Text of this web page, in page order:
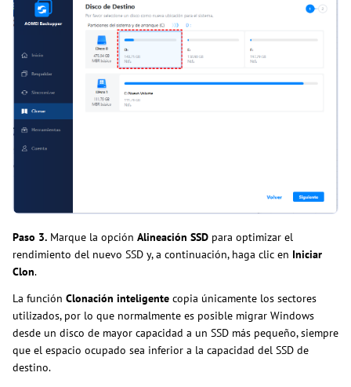
Paso 3. Marque la opción Alineación SSD para optimizar el
rendimiento del nuevo SSD y, a continuación, haga clic en Iniciar
Clon.
La función Clonación inteligente copia únicamente los sectores
utilizados, por lo que normalmente es posible migrar Windows
desde un disco de mayor capacidad a un SSD más pequeño, siempre
que el espacio ocupado sea inferior a la capacidad del SSD de
destino.